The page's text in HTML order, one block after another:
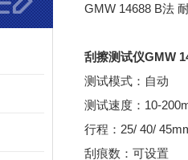
GMW 14688 B法
刮擦测试仪GMW
测试模式：自动
测试速度：10-
行程：25/ 40/
刮痕数：可设置